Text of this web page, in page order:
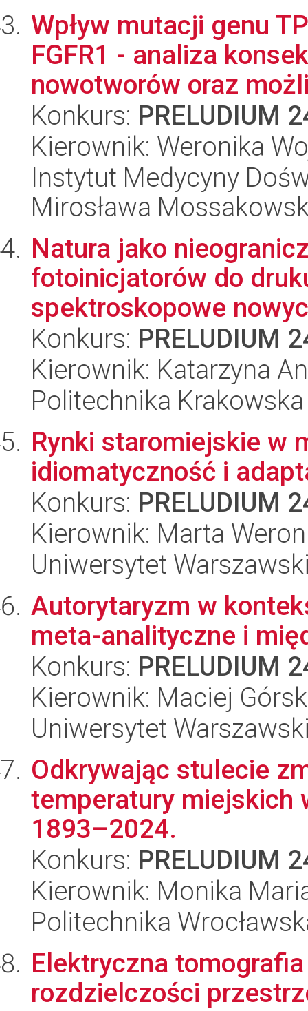
Wpływ mutacji genu
FGFR1 - analiza
nowotworów oraz
Konkurs: PRELUDIUM
Kierownik: Weronika
Instytut Medycyny
Mirosława
Natura jako
fotoinicjatorów do
spektroskopowe
Konkurs: PRELUDIUM
Kierownik: Katarzyna
Politechnika
Rynki staromiejskie w
idiomatyczność i
Konkurs: PRELUDIUM
Kierownik: Marta
Uniwersytet
Autorytaryzm w
meta-analityczne i
Konkurs: PRELUDIUM
Kierownik: Maciej
Uniwersytet
Odkrywając stulecie
temperatury miejskich
1893–2024.
Konkurs: PRELUDIUM
Kierownik: Monika
Politechnika
Elektryczna
rozdzielczości